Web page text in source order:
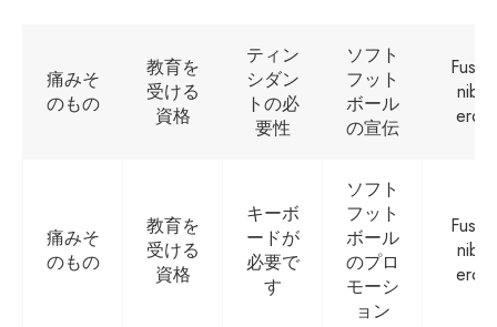
痛みそ
のもの
教育を
受ける
資格
ティン
シダン
トの必
要性
ソフト
フット
ボール
の宣伝
Fusce
nibh
eros
痛みそ
のもの
教育を
受ける
資格
キーボ
ードが
必要で
す
ソフト
フット
ボール
のプロ
モーシ
ョン
Fusce
nibh
eros